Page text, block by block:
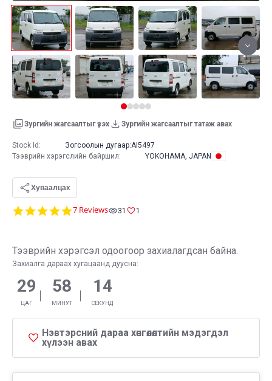
Зургийн жагсаалтыг үзэх Зургийн жагсаалтыг татаж авах
4.9
7 Reviews 31 1
Тээврийн хэрэгсэл одоогоор захиалагдсан байна.
Захиалга дараах хугацаанд дуусна:
29
ЦАГ
58
МИНУТ
13
СЕКУНД
Нэвтэрсний дараа хөнгөлөлтийн мэдэгдэл
хүлээн авах
Stock Id: Зогсоолын дугаар:AI5497
Тээврийн хэрэгслийн байршил: YOKOHAMA, JAPAN
Хуваалцах